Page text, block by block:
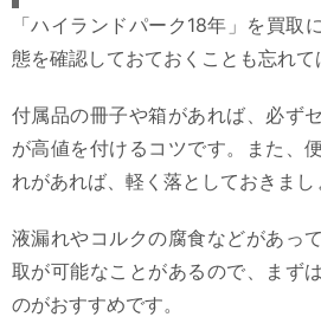
「ハイランドパーク18年」を買取
態を確認しておておくことも忘れて
付属品の冊子や箱があれば、必ず
が高値を付けるコツです。また、
れがあれば、軽く落としておきまし
液漏れやコルクの腐食などがあっ
取が可能なことがあるので、まず
のがおすすめです。